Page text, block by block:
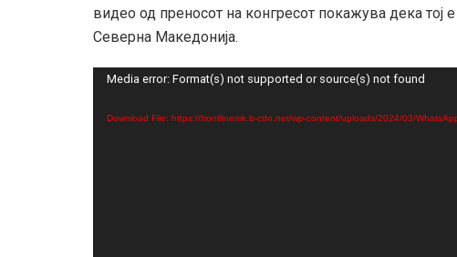
видео од преносот на конгресот покажува дека тој
Северна Македонија.
Video
Media error: Format(s) not supported or source(s) not found
Download File: https://frontlinemk.b-cdn.net/wp-content/uploads/2024/03/